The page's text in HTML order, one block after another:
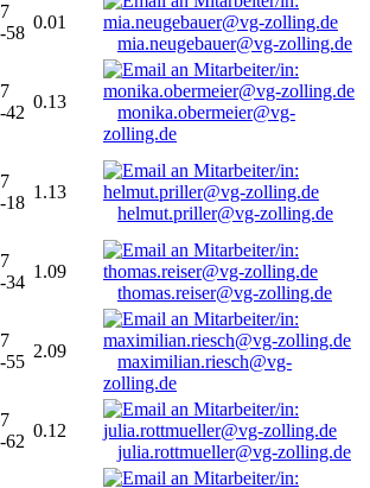
58
0.01
mia.neugebauer@vg-zolling.de
42
0.13
monika.obermeier@vg-
zolling.de
18
1.13
helmut.priller@vg-zolling.de
34
1.09
thomas.reiser@vg-zolling.de
55
2.09
maximilian.riesch@vg-
zolling.de
62
0.12
julia.rottmueller@vg-zolling.de